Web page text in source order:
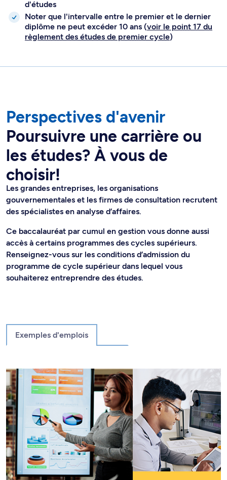
d'études
Noter que l'intervalle entre le premier et le dernier
diplôme ne peut excéder 10 ans (voir le point 17 du
règlement des études de premier cycle)
Perspectives d'avenir
Poursuivre une carrière ou
les études? À vous de
choisir!
Les grandes entreprises, les organisations
gouvernementales et les firmes de consultation recrutent
des spécialistes en analyse d’affaires.
Ce baccalauréat par cumul en gestion vous donne aussi
accès à certains programmes des cycles supérieurs.
Renseignez-vous sur les conditions d’admission du
programme de cycle supérieur dans lequel vous
souhaiterez entreprendre des études.
Exemples d'emplois